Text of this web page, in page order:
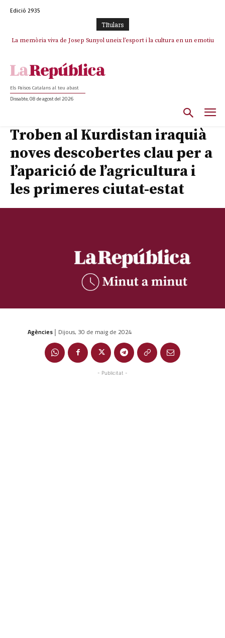
Edició 2935
TItulars
La memòria viva de Josep Sunyol uneix l’esport i la cultura en un emotiu
Els Països Catalans al teu abast
Dissabte, 08 de agost del 2026
Troben al Kurdistan iraquià
noves descobertes clau per a
l’aparició de l’agricultura i
les primeres ciutat-estat
Agències | Dijous, 30 de maig de 2024
- Publicitat -